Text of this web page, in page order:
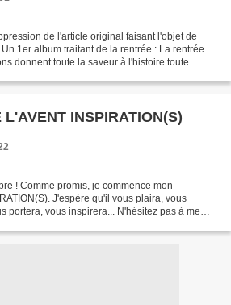
de l'article original faisant l'objet de
1er album traitant de la rentrée : La rentrée
donnent toute la saveur à l'histoire toute
INSPIRATION(S)
! Comme promis, je commence mon
J'espère qu'il vous plaira, vous
portera, vous inspirera... N'hésitez pas à me